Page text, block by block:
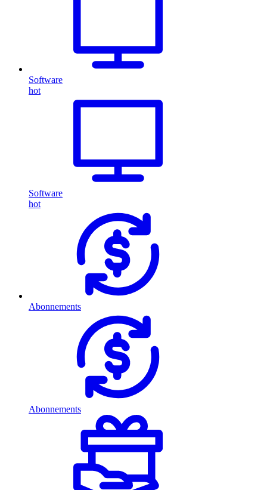
Software
hot
Software
hot
Abonnements
Abonnements